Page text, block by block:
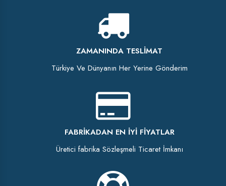
ZAMANINDA TESLIMAT
Türkiye Ve Dünyanın Her Yerine Gönderim
FABRIKADAN EN İYI FIYATLAR
Üretici fabrika Sözleşmeli Ticaret İmkanı